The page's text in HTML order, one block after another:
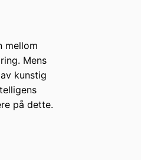
mellom
Mens
kunstig
på dette.